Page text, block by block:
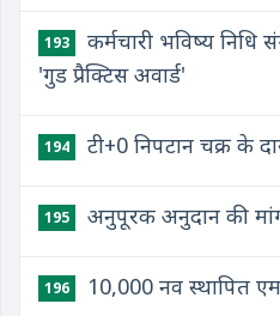
193
कर्मचारी भविष्य
'गुड प्रैक्टिस अवार्ड'
194 टी+0 निपटान चक्र के
195 अनुपूरक अनुदान की
196 10,000 नव स्थापित